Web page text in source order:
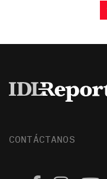
CONTÁCTANOS